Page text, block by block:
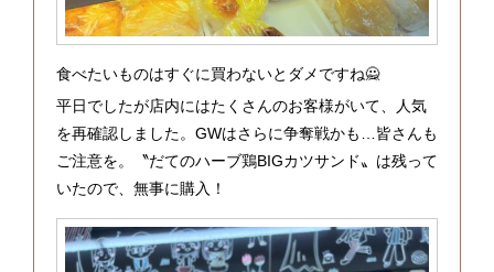
食べたいものはすぐに買わないとダメですね🙅
平日でしたが店内にはたくさんのお客様がいて、人気
を再確認しました。GWはさらに争奪戦かも…皆さんも
ご注意を。〝だてのハーブ鶏BIGカツサンド〟は残って
いたので、無事に購入！